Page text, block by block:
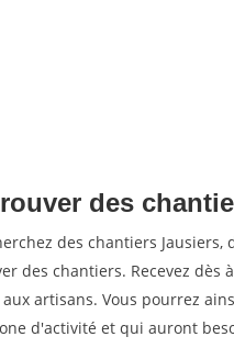
des
des chantiers
des chantiers. Recevez dès
artisans. Vous pourrez
d'activité et qui auront